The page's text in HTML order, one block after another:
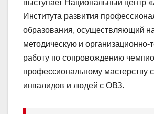
выступает Национальный центр
Института развития
образования, осуществляющий
методическую и организационно-
работу по сопровождению
профессиональному мастерству
инвалидов и людей с ОВЗ.